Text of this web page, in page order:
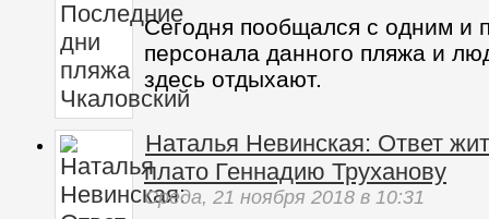
Сегодня пообщался с одним и
персонала данного пляжа и
здесь отдыхают.
Наталья Невинская: Ответ
плато Геннадию Труханову
Среда, 21 ноября 2018 в 10:31